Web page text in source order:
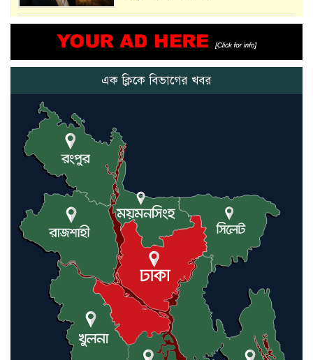
মানুষের উপকার হয় : প্রধানমন্ত্রী
যুক্তরাষ্ট্র ও ইসরায়েল বাদে হরমুজ
প্রণালি সবার জন্য উন্মুক্ত: আরাকচি
এবার চীনের দ্বারস্থ হলেন ডোনাল্ড
ট্রাম্প
ইরানে কঠোর হামলা অব্যাহত রাখতে
ট্রাম্পকে আহ্বান সৌদি আরবের
এক ক্লিকে বিভাগের খবর